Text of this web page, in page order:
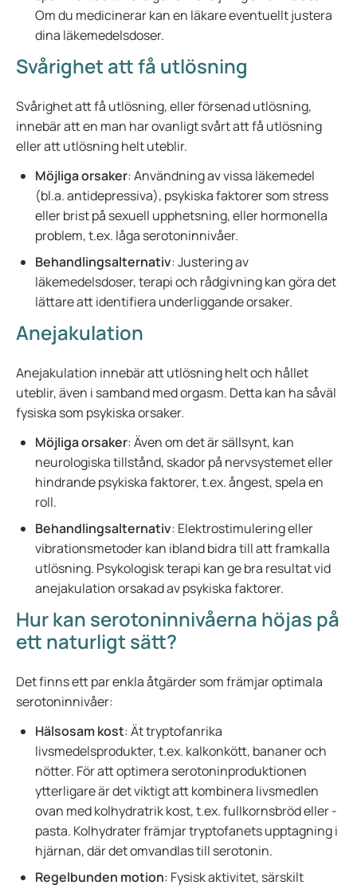
Om du medicinerar kan en läkare eventuellt justera
dina läkemedelsdoser.
Svårighet att få utlösning
Svårighet att få utlösning, eller försenad utlösning,
innebär att en man har ovanligt svårt att få utlösning
eller att utlösning helt uteblir.
Möjliga orsaker: Användning av vissa läkemedel
(bl.a. antidepressiva), psykiska faktorer som stress
eller brist på sexuell upphetsning, eller hormonella
problem, t.ex. låga serotoninnivåer.
Behandlingsalternativ: Justering av
läkemedelsdoser, terapi och rådgivning kan göra det
lättare att identifiera underliggande orsaker.
Anejakulation
Anejakulation innebär att utlösning helt och hållet
uteblir, även i samband med orgasm. Detta kan ha såväl
fysiska som psykiska orsaker.
Möjliga orsaker: Även om det är sällsynt, kan
neurologiska tillstånd, skador på nervsystemet eller
hindrande psykiska faktorer, t.ex. ångest, spela en
roll.
Behandlingsalternativ: Elektrostimulering eller
vibrationsmetoder kan ibland bidra till att framkalla
utlösning. Psykologisk terapi kan ge bra resultat vid
anejakulation orsakad av psykiska faktorer.
Hur kan serotoninnivåerna höjas på
ett naturligt sätt?
Det finns ett par enkla åtgärder som främjar optimala
serotoninnivåer:
Hälsosam kost: Ät tryptofanrika
livsmedelsprodukter, t.ex. kalkonkött, bananer och
nötter. För att optimera serotoninproduktionen
ytterligare är det viktigt att kombinera livsmedlen
ovan med kolhydratrik kost, t.ex. fullkornsbröd eller -
pasta. Kolhydrater främjar tryptofanets upptagning i
hjärnan, där det omvandlas till serotonin.
Regelbunden motion: Fysisk aktivitet, särskilt